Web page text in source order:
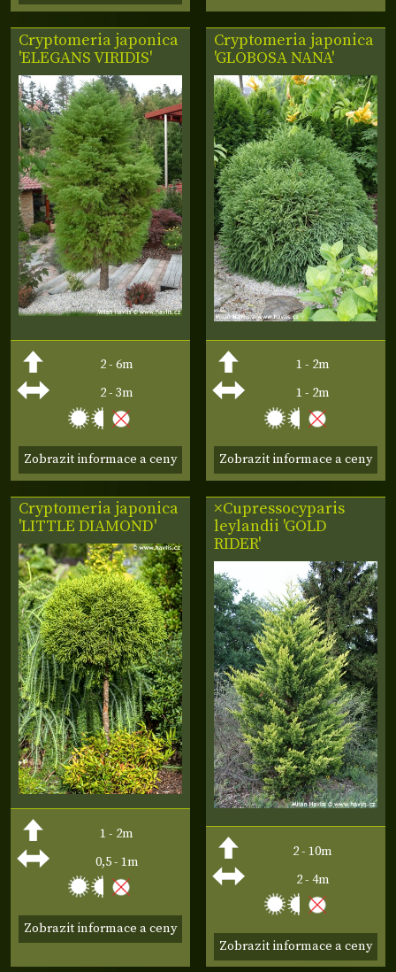
Cryptomeria japonica
'ELEGANS VIRIDIS'
2 - 6m
2 - 3m
Zobrazit informace a ceny
Cryptomeria japonica
'GLOBOSA NANA'
1 - 2m
1 - 2m
Zobrazit informace a ceny
Cryptomeria japonica
'LITTLE DIAMOND'
1 - 2m
0,5 - 1m
Zobrazit informace a ceny
×Cupressocyparis
leylandii 'GOLD
RIDER'
2 - 10m
2 - 4m
Zobrazit informace a ceny